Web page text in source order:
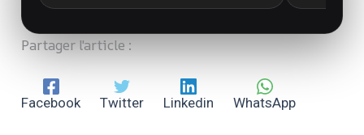
Partager l'article :
Facebook Twitter Linkedin WhatsApp